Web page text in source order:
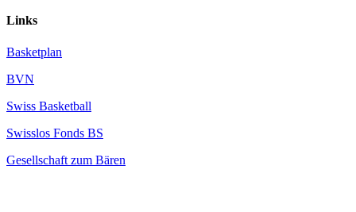
Links
Basketplan
BVN
Swiss Basketball
Swisslos Fonds BS
Gesellschaft zum Bären